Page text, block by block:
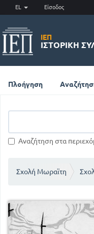
EL Είσοδος
ΙΕΠ
ΙΣΤΟΡΙΚΉ
Πλοήγηση
Αναζήτηση στα
Σχολή Μωραϊτη